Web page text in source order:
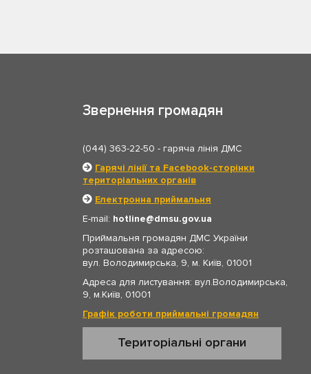
Звернення громадян
(044) 363-22-50 - гаряча лінія ДМС
Гарячі лінії та Facebook-сторінки
територіальних органів
Електронна приймальня
E-mail: hotline
dmsu.gov.ua
Приймальня громадян ДМС України
розташована за адресою:
вул. Володимирська, 9, м. Київ, 01001
Адреса для листування: вул.Володимирська,
9, м.Київ, 01001
Графік роботи приймальні громадян
Територіальні органи